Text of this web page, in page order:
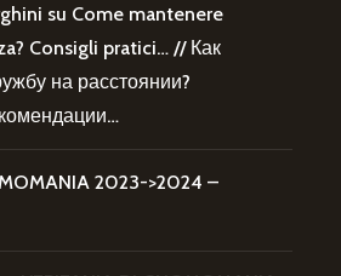
su Come mantenere
Consigli pratici… // Как
на расстоянии?
2023->2024 –